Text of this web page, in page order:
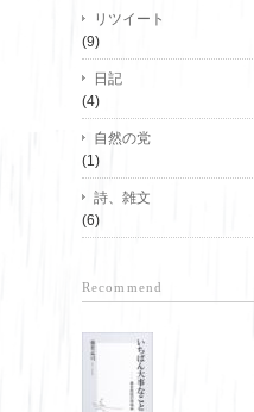
リツイート
(9)
日記
(4)
自然の党
(1)
詩、雑文
(6)
Recommend